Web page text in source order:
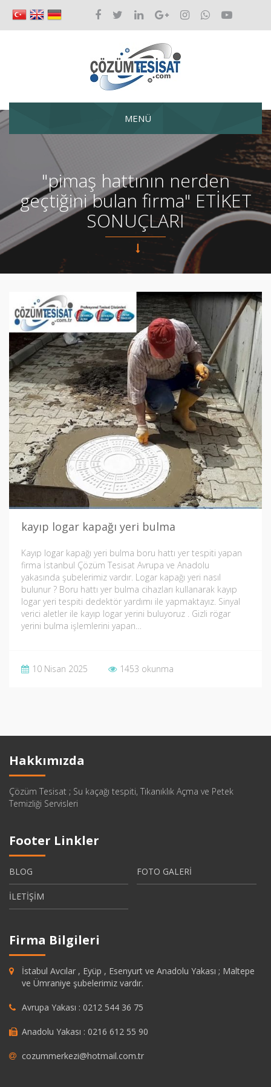
MENÜ
"pimaş hattının nerden
geçtiğini bulan firma" ETİKET
SONUÇLARI
kayıp logar kapağı yeri bulma
Kayıp logar kapağı yeri bulma boru hattı yer tespiti yapan
firma İstanbul Çözüm Tesisat Avrupa ve Anadolu
yakasında şubelerimiz vardır. Logar kapağı yeri nasıl
bulunur ? Boru hattı yer bulma cihazları kullanarak kayıp
logar yeri tespiti dedektör yardımı ile yapmaktayız. Sinyal
verici aletler ile kayıp logar yerini buluyoruz . Gizli rögar
yerini bulma işlemlerini yapan…
10 Nisan 2025 1453 okunma
Hakkımızda
Çözüm Tesisat ; Su kaçağı tespiti, Tıkanıklık Açma ve Petek
Temizliği Servisleri
Footer Linkler
BLOG FOTO GALERİ
İLETİŞİM
Firma Bilgileri
İstabul Avcılar , Eyüp , Esenyurt ve Anadolu Yakası ; Maltepe
ve Ümraniye şubelerimiz vardır.
Avrupa Yakası : 0212 544 36 75
Anadolu Yakası : 0216 612 55 90
cozummerkezi@hotmail.com.tr